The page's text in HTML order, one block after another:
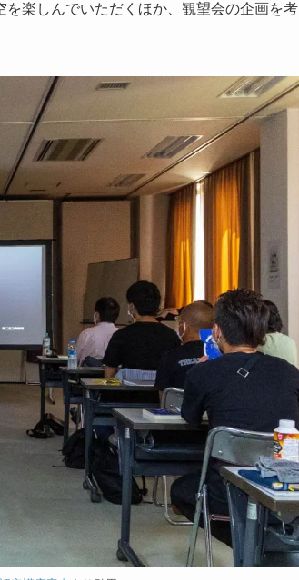
楽しんでいただくほか、観望会の企画を考